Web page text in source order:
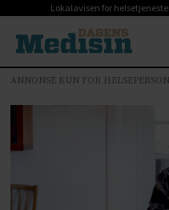
Lokalavisen for
ANNONSE KUN FOR